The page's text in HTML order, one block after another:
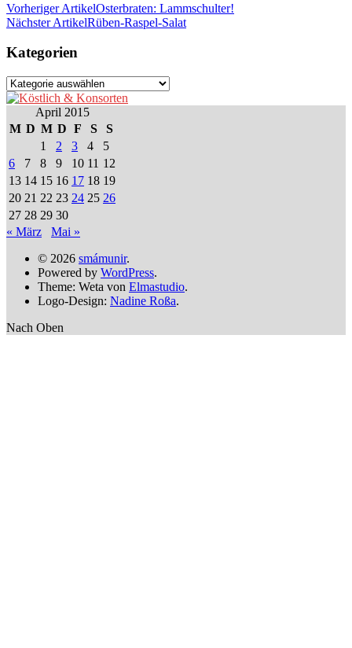
Vorheriger ArtikelOsterbraten: Lammschulter!
Nächster ArtikelRüben-Raspel-Salat
Kategorien
Kategorien
April 2015
M D M D F S
S
1
2 3 4
5
6
7 8 9 10 11 12
13 14 15 16 17 18 19
20 21 22 23 24 25 26
27 28 29 30
« März
Mai »
© 2026 smámunir.
Powered by WordPress.
Theme: Weta von Elmastudio.
Logo-Design: Nadine Roßa.
Nach Oben